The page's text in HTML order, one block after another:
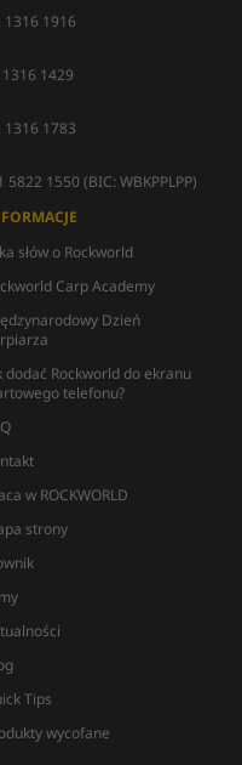
1316 1916
1429
1316 1783
1550 (BIC: WBKPPLPP)
słów o Rockworld
Carp Academy
Dzień
dodać Rockworld do ekranu
telefonu?
w ROCKWORLD
strony
Tips
wycofane